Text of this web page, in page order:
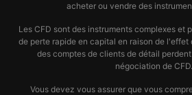
acheter ou vendre des
Les CFD sont des instruments complexes et
de perte rapide en capital en raison de l'effet
des comptes de clients de détail
négociation de CFD.
Vous devez vous assurer que vous